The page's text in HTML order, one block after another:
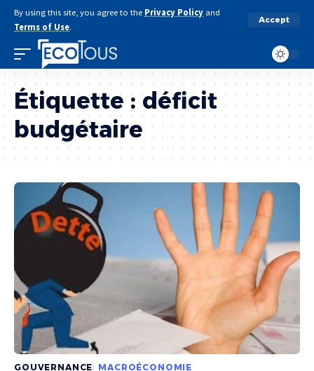
By using this site, you agree to the Privacy Policy and
Terms of Use.
Accept
Étiquette :déficit
budgétaire
GOUVERNANCE MACROÉCONOMIE